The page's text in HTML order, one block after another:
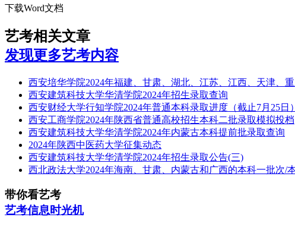
下载Word文档
艺考相关文章
发现更多艺考内容
西安培华学院2024年福建、甘肃、湖北、江苏、江西、天津、
西安建筑科技大学华清学院2024年招生录取查询
西安财经大学行知学院2024年普通本科录取进度（截止7月25日）
西安工商学院2024年陕西省普通高校招生本科二批录取模拟投档
西安建筑科技大学华清学院2024年内蒙古本科提前批录取查询
2024年陕西中医药大学征集动态
西安建筑科技大学华清学院2024年招生录取公告(三)
西北政法大学2024年海南、甘肃、内蒙古和广西的本科一批次/
带你看艺考
艺考信息时光机